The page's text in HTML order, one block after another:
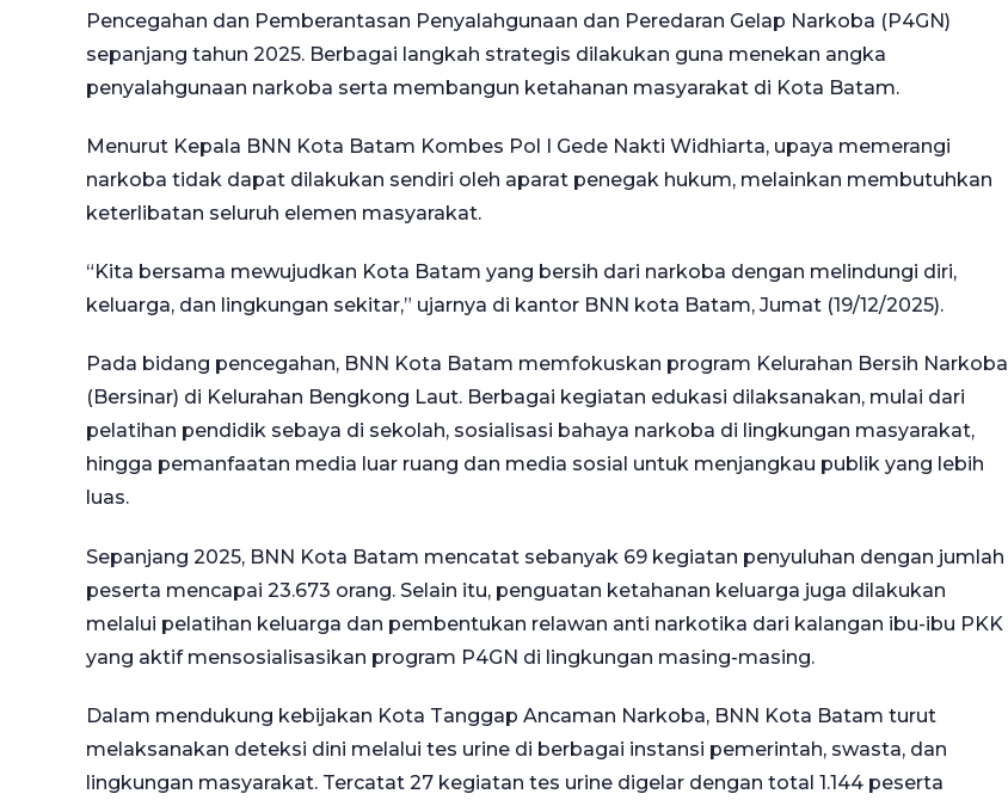
Pencegahan dan Pemberantasan Penyalahgunaan dan Peredaran Gelap Narkoba (P4GN)
sepanjang tahun 2025. Berbagai langkah strategis dilakukan guna menekan angka
penyalahgunaan narkoba serta membangun ketahanan masyarakat di Kota Batam.
Menurut Kepala BNN Kota Batam Kombes Pol I Gede Nakti Widhiarta, upaya memerangi
narkoba tidak dapat dilakukan sendiri oleh aparat penegak hukum, melainkan membutuhkan
keterlibatan seluruh elemen masyarakat.
“Kita bersama mewujudkan Kota Batam yang bersih dari narkoba dengan melindungi diri,
keluarga, dan lingkungan sekitar,” ujarnya di kantor BNN kota Batam, Jumat (19/12/2025).
Pada bidang pencegahan, BNN Kota Batam memfokuskan program Kelurahan Bersih Narkoba
(Bersinar) di Kelurahan Bengkong Laut. Berbagai kegiatan edukasi dilaksanakan, mulai dari
pelatihan pendidik sebaya di sekolah, sosialisasi bahaya narkoba di lingkungan masyarakat,
hingga pemanfaatan media luar ruang dan media sosial untuk menjangkau publik yang lebih
luas.
Sepanjang 2025, BNN Kota Batam mencatat sebanyak 69 kegiatan penyuluhan dengan jumlah
peserta mencapai 23.673 orang. Selain itu, penguatan ketahanan keluarga juga dilakukan
melalui pelatihan keluarga dan pembentukan relawan anti narkotika dari kalangan ibu-ibu PKK
yang aktif mensosialisasikan program P4GN di lingkungan masing-masing.
Dalam mendukung kebijakan Kota Tanggap Ancaman Narkoba, BNN Kota Batam turut
melaksanakan deteksi dini melalui tes urine di berbagai instansi pemerintah, swasta, dan
lingkungan masyarakat. Tercatat 27 kegiatan tes urine digelar dengan total 1.144 peserta